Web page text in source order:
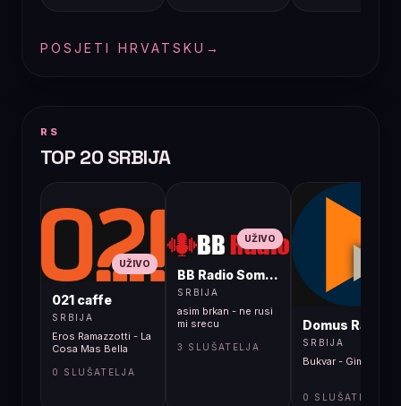
POSJETI HRVATSKU →
RS
TOP 20 SRBIJA
UŽIVO
021 caffe
SRBIJA
Eros Ramazzotti - La
Cosa Mas Bella
0 SLUŠATELJA
UŽIVO
BB Radio Sombor
SRBIJA
asim brkan - ne rusi
mi srecu
3 SLUŠATELJA
Domus Radio
SRBIJA
Bukvar - Gimnastika
0 SLUŠATELJA